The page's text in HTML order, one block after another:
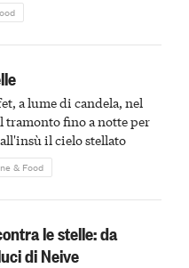
a lume di candela, nel
tramonto fino a notte per
il cielo stellato
& Food
le stelle: da
di Neive